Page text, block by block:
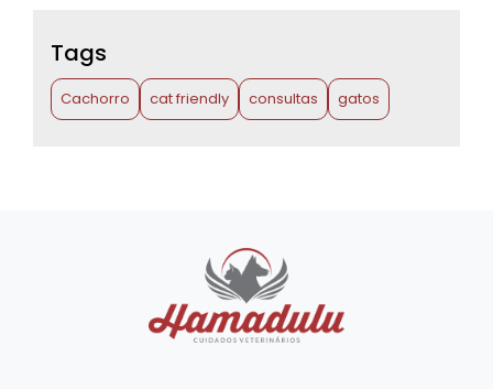
Tags
Cachorro cat friendly consultas gatos